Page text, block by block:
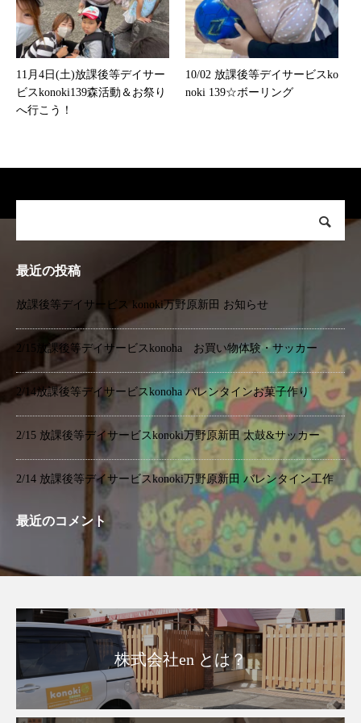
11月4日(土)放課後等デイサー
ビスkonoki139森活動＆お祭り
へ行こう！
10/02 放課後等デイサービスko
noki 139☆ボーリング
最近の投稿
放課後等デイサービス konoki万野原新田 お知らせ
2/15放課後等デイサービスkonoha お買い物体験・サッカー
2/14放課後等デイサービスkonoha バレンタインお菓子作り
2/15 放課後等デイサービスkonoki万野原新田 太鼓&サッカー
2/14 放課後等デイサービスkonoki万野原新田 バレンタイン工作
最近のコメント
株式会社en とは？